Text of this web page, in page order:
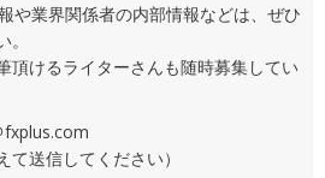
や業界関係者の内部情報などは、ぜひ
頂けるライターさんも随時募集してい
fxplus.com
て送信してください）